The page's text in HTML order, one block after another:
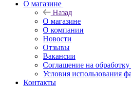
О магазине
Назад
О магазине
О компании
Новости
Отзывы
Вакансии
Соглашение на
Условия использования
Контакты